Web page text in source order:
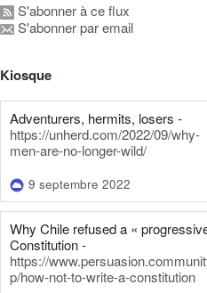
S'abonner à ce flux
S'abonner par email
Kiosque
Adventurers, hermits, losers -
https://unherd.com/2022/09/why-
men-are-no-longer-wild/
9 septembre 2022
Why Chile refused a «
Constitution -
https://
p/how-not-to-write-a-constitution